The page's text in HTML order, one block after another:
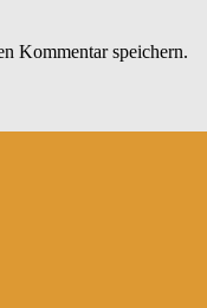
Kommentar speichern.